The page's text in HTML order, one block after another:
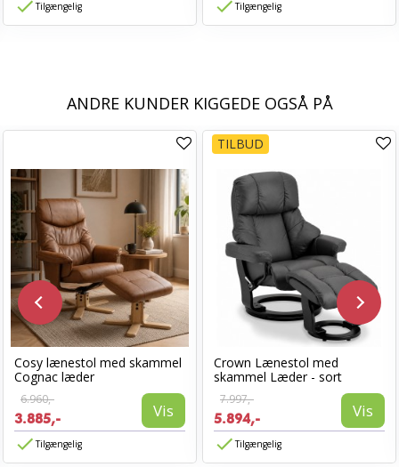
Tilgængelig Tilgængelig
ANDRE KUNDER KIGGEDE OGSÅ PÅ
Cosy lænestol med skammel
Cognac læder
6.960,-
3.885,- Vis
Tilgængelig
TILBUD
Crown Lænestol med
skammel Læder - sort
7.997,-
5.894,- Vis
Tilgængelig